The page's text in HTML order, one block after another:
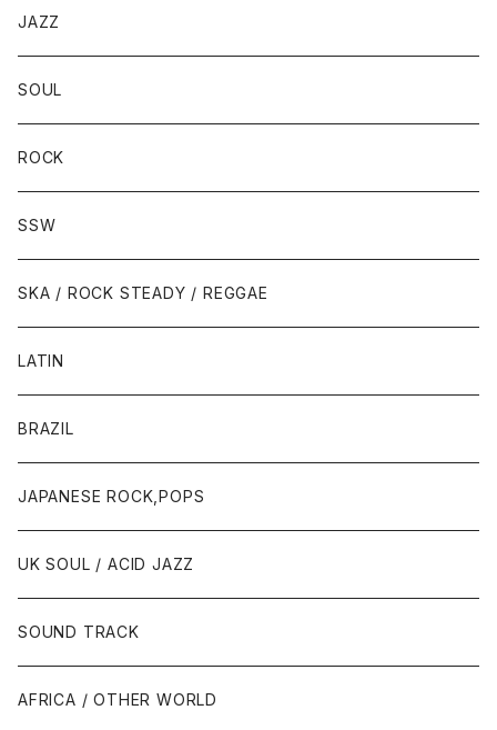
JAZZ
SOUL
ROCK
SSW
SKA / ROCK STEADY / REGGAE
LATIN
BRAZIL
JAPANESE ROCK,POPS
UK SOUL / ACID JAZZ
SOUND TRACK
AFRICA / OTHER WORLD